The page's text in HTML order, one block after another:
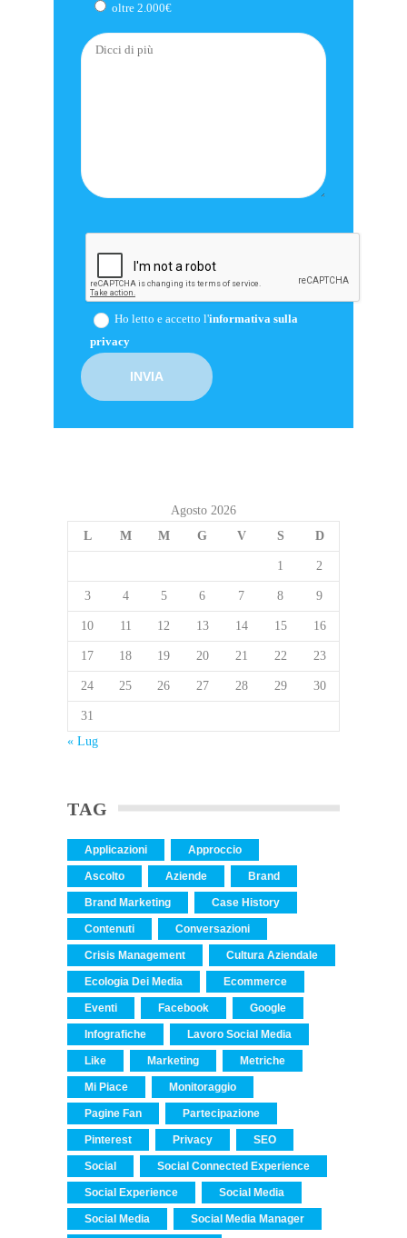
oltre 2.000€
Ho letto e accetto l'informativa sulla
privacy
Agosto 2026
L
M M G V S D
1 2
3 4 5 6 7 8 9
10 11 12 13 14 15 16
17 18 19 20 21 22 23
24 25 26 27 28 29 30
31
« Lug
TAG
Applicazioni Approccio
Ascolto Aziende Brand
Brand Marketing Case History
Contenuti Conversazioni
Crisis Management Cultura Aziendale
Ecologia Dei Media Ecommerce
Eventi Facebook Google
Infografiche Lavoro Social Media
Like Marketing Metriche
Mi Piace Monitoraggio
Pagine Fan Partecipazione
Pinterest Privacy SEO
Social Social Connected Experience
Social Experience Social Media
Social Media Social Media Manager